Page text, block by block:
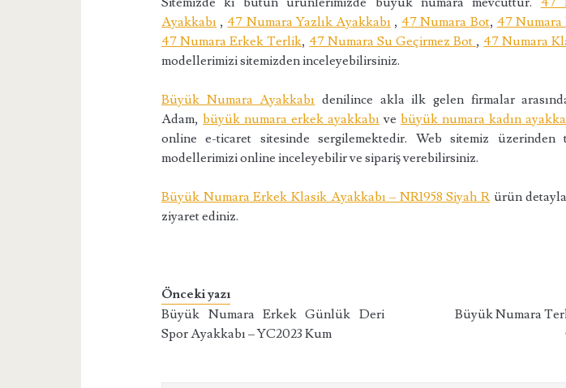
Ayakkabı , 47 Numara Yazlık Ayakkabı , 47 Numara Bot, 47 Numara
47 Numara Erkek Terlik, 47 Numara Su Geçirmez Bot , 47 Numara
modellerimizi sitemizden inceleyebilirsiniz.
Büyük Numara Ayakkabı denilince akla ilk gelen firmalar
Adam,büyük numara erkek ayakkabı vebüyük numara kadın
online e-ticaret sitesinde sergilemektedir. Web sitemiz üzerinden
modellerimizi online inceleyebilir ve sipariş verebilirsiniz.
Büyük Numara Erkek Klasik Ayakkabı – NR1958 Siyah Rürün
ziyaret ediniz.
Önceki yazı
Büyük Numara Erkek Günlük Deri
Spor Ayakkabı – YC2023 Kum
Büyük Numara